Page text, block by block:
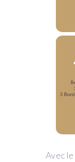
Avec